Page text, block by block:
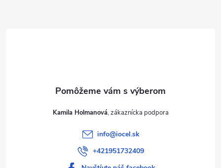
Kamila Holmanová
info@iocel.sk
+421951732409